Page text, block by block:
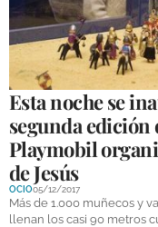
DESARROLLO LOCAL
LUCENA EMPRESAS
OCIO
COFRADÍAS
DEPORTES
COMPETICIONES
Esta noche se
segunda edición
Playmobil
de Jesús
OCIO05/12/2017
Más de 1.000 muñecos y
llenan los casi 90 metros